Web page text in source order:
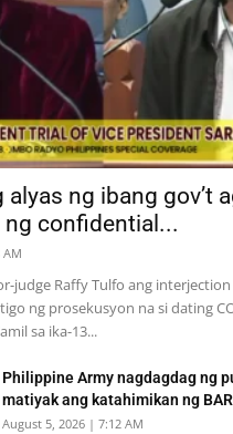
alyas ng ibang gov’t
ng confidential...
judge Raffy Tulfo ang
ng prosekusyon na si dating
sa ika-13...
Philippine Army nagdagdag ng
matiyak ang katahimikan ng
August 5, 2026 | 7:12 AM